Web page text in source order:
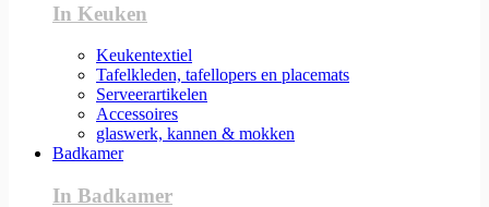
In Keuken
Keukentextiel
Tafelkleden, tafellopers en placemats
Serveerartikelen
Accessoires
glaswerk, kannen & mokken
Badkamer
In Badkamer